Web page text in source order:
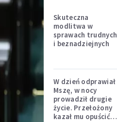
Skuteczna
modlitwa w
sprawach trudnych
i beznadziejnych
W dzień odprawiał
Mszę, w nocy
prowadził drugie
życie. Przełożony
kazał mu opuścić